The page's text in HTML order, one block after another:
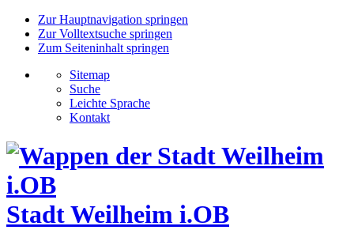
Zur Hauptnavigation springen
Zur Volltextsuche springen
Zum Seiteninhalt springen
Sitemap
Suche
Leichte Sprache
Kontakt
Stadt Weilheim i.OB